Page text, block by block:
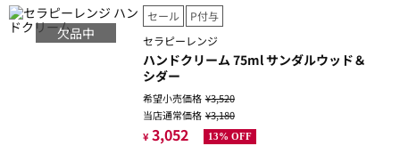
欠品中
セール
P付与
セラピーレンジ
ハンドクリーム 75ml サンダルウッド＆
シダー
希望小売価格¥3,520
当店通常価格¥3,180
¥ 3,052 13% OFF